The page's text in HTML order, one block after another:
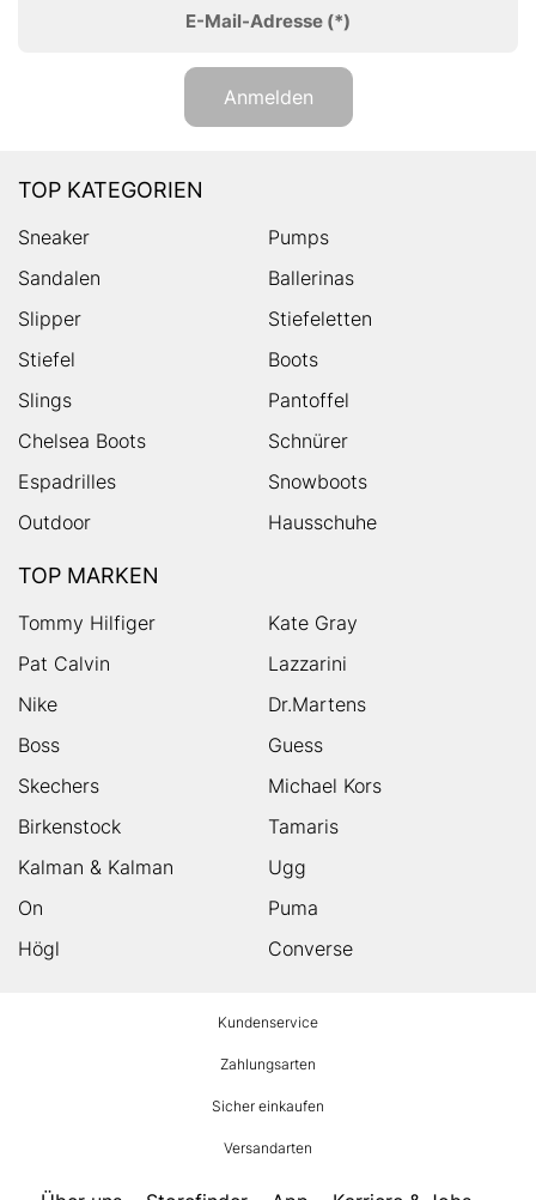
E-Mail-Adresse (*)
Anmelden
TOP KATEGORIEN
Sneaker
Pumps
Sandalen
Ballerinas
Slipper
Stiefeletten
Stiefel
Boots
Slings
Pantoffel
Chelsea Boots
Schnürer
Espadrilles
Snowboots
Outdoor
Hausschuhe
TOP MARKEN
Tommy Hilfiger
Kate Gray
Pat Calvin
Lazzarini
Nike
Dr.Martens
Boss
Guess
Skechers
Michael Kors
Birkenstock
Tamaris
Kalman & Kalman
Ugg
On
Puma
Högl
Converse
Kundenservice
Zahlungsarten
Sicher einkaufen
Versandarten